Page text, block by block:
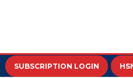
SUBSCRIPTION LOGIN